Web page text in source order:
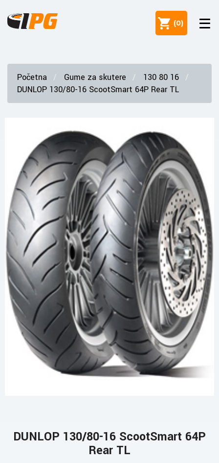
(0)
Početna Gume za skutere
130 80 16
DUNLOP 130/80-16 ScootSmart 64P Rear TL
DUNLOP 130/80-16 ScootSmart 64P
Rear TL